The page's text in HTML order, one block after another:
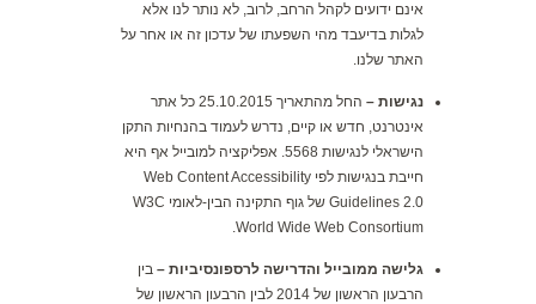
אינם ידועים לקהל הרחב, לרוב, לא נותר לנו אלא
לגלות בדיעבד מהי השפעתו של עדכון זה או אחר על
האתר שלנו.
נגישות –
החל מהתאריך 25.10.2015 כל אתר
אינטרנט, חדש או קיים, נדרש לעמוד בהנחיות התקן
הישראלי לנגישות 5568. אפליקציה למובייל אף היא
חייבת בנגישות לפי Web Content Accessibility
Guidelines 2.0 של גוף התקינה הבין-לאומי W3C
World Wide Web Consortium.
גלישה ממובייל והדרישה לרספונסיביות – בין
הרבעון הראשון של 2014 לבין הרבעון הראשון של